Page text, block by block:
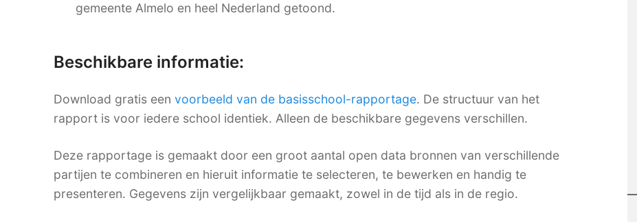
gemeente Almelo en heel Nederland getoond.
Beschikbare informatie:
Download gratis een voorbeeld van de basisschool-rapportage. De structuur van het
rapport is voor iedere school identiek. Alleen de beschikbare gegevens verschillen.
Deze rapportage is gemaakt door een groot aantal open data bronnen van verschillende
partijen te combineren en hieruit informatie te selecteren, te bewerken en handig te
presenteren. Gegevens zijn vergelijkbaar gemaakt, zowel in de tijd als in de regio.